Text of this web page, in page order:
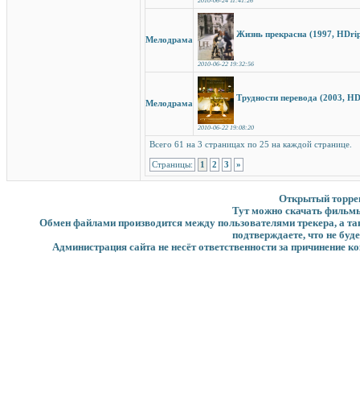
Мелодрама
Жизнь прекрасна (1997,
2010-06-22 19:32:56
Мелодрама
Трудности перевода (2003,
2010-06-22 19:08:20
Всего 61 на 3 страницах по 25 на каждой странице.
Страницы: 1 2 3 »
Открытый
Тут можно скачать
Обмен файлами производится между пользователями трекера, а
подтверждаете, что не
Администрация сайта не несёт ответственности за причинение